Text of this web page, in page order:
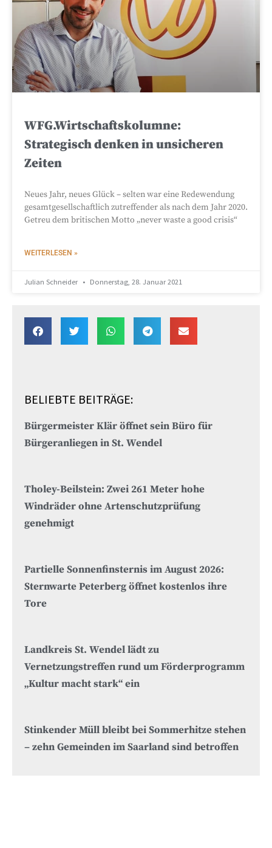
WFG.Wirtschaftskolumne:
Strategisch denken in unsicheren
Zeiten
Neues Jahr, neues Glück – selten war eine Redewendung
gesamtgesellschaftlich zutreffender als nach dem Jahr 2020.
Getreu dem britischen Motto „never waste a good crisis“
WEITERLESEN »
Julian Schneider Donnerstag, 28. Januar 2021
BELIEBTE BEITRÄGE:
Bürgermeister Klär öffnet sein Büro für
Bürgeranliegen in St. Wendel
Tholey-Beilstein: Zwei 261 Meter hohe
Windräder ohne Artenschutzprüfung
genehmigt
Partielle Sonnenfinsternis im August 2026:
Sternwarte Peterberg öffnet kostenlos ihre
Tore
Landkreis St. Wendel lädt zu
Vernetzungstreffen rund um Förderprogramm
„Kultur macht stark“ ein
Stinkender Müll bleibt bei Sommerhitze stehen
– zehn Gemeinden im Saarland sind betroffen